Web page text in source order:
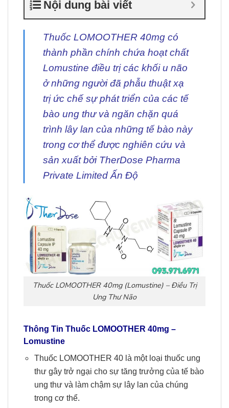
Nội dung bài viết
Thuốc LOMOOTHER 40mg có
thành phần chính chứa hoạt chất
Lomustine điều trị các khối u não
ở những người đã phẫu thuật xạ
trị ức chế sự phát triển của các tế
bào ung thư và ngăn chặn quá
trình lây lan của những tế bào này
trong cơ thể được nghiên cứu và
sản xuất bởi TherDose Pharma
Private Limited Ấn Độ
Thuốc LOMOOTHER 40mg (Lomustine) – Điều Trị
Ung Thư Não
Thông Tin Thuốc LOMOOTHER 40mg –
Lomustine
Thuốc LOMOOTHER 40 là một loại thuốc ung
thư gây trở ngại cho sự tăng trưởng của tế bào
ung thư và làm chậm sự lây lan của chúng
trong cơ thể.